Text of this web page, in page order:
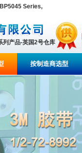
Series,
列产品-英国2号仓库
按制造商选型